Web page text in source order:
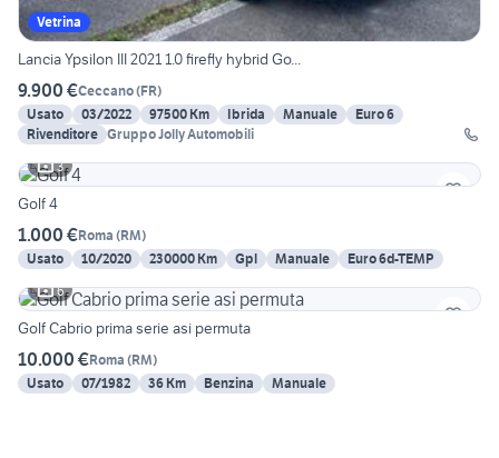
Vetrina
Lancia Ypsilon III 2021 1.0 firefly hybrid Go...
9.900 €Ceccano(FR)
Usato
03/2022 97500 Km Ibrida Manuale
Euro 6
Rivenditore Gruppo Jolly Automobili
3
Golf 4
1.000 €Roma (RM)
Usato
10/2020 230000 Km Gpl Manuale
Euro 6d-TEMP
6
Golf Cabrio prima serie asi permuta
10.000 €Roma (RM)
Usato
07/1982 36 Km Benzina Manuale